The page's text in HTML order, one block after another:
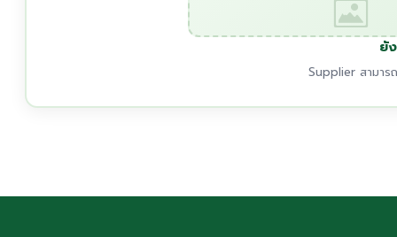
ยั
Supplier สามาร